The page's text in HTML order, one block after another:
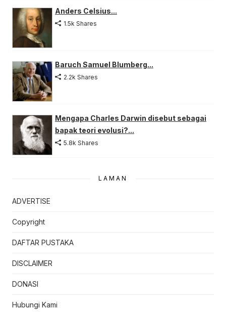
Anders Celsius...
1.5k Shares
Baruch Samuel Blumberg...
2.2k Shares
Mengapa Charles Darwin disebut sebagai
bapak teori evolusi?...
5.8k Shares
LAMAN
ADVERTISE
Copyright
DAFTAR PUSTAKA
DISCLAIMER
DONASI
Hubungi Kami